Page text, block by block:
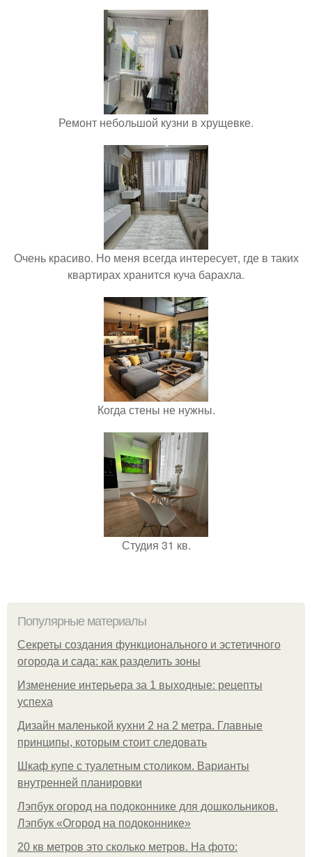
Ремонт небольшой кузни в хрущевке.
Очень красиво. Но меня всегда интересует, где в таких
квартирах хранится куча барахла.
Когда стены не нужны.
Студия 31 кв.
Популярные материалы
Секреты создания функционального и эстетичного
огорода и сада: как разделить зоны
Изменение интерьера за 1 выходные: рецепты
успеха
Дизайн маленькой кухни 2 на 2 метра. Главные
принципы, которым стоит следовать
Шкаф купе с туалетным столиком. Варианты
внутренней планировки
Лэпбук огород на подоконнике для дошкольников.
Лэпбук «Огород на подоконнике»
20 кв метров это сколько метров. На фото: